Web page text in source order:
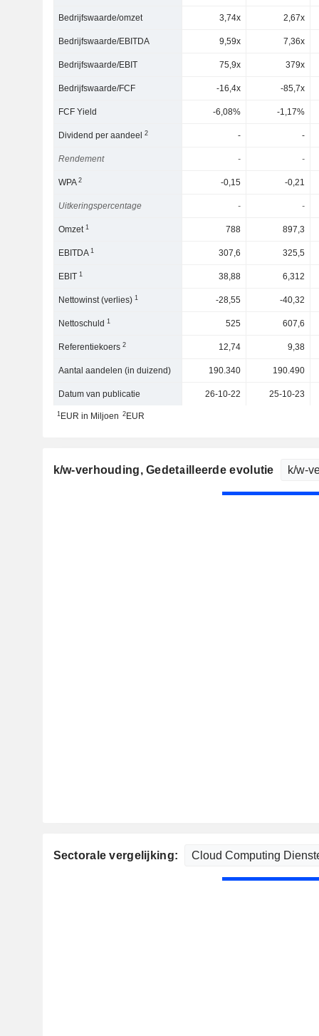
Bedrijfswaarde/omzet 3,74x 2,67x
Bedrijfswaarde/EBITDA 9,59x 7,36x
Bedrijfswaarde/EBIT 75,9x 379x
Bedrijfswaarde/FCF -16,4x -85,7x
FCF Yield -6,08% -1,17%
Dividend per aandeel2 - -
Rendement - -
WPA2 -0,15 -0,21
Uitkeringspercentage - -
Omzet1 788 897,3
EBITDA1 307,6 325,5
EBIT1 38,88 6,312
Nettowinst (verlies)1 -28,55 -40,32
Nettoschuld1 525 607,6
Referentiekoers2 12,74 9,38
Aantal aandelen (in duizend) 190.340 190.490
Datum van publicatie 26-10-22 25-10-23
1EUR in Miljoen 2EUR
k/w-verhouding, Gedetailleerde evolutie
Sectorale vergelijking: